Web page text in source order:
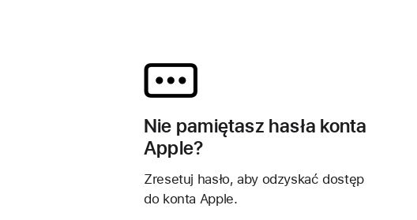
Nie pamiętasz hasła konta
Apple?
Zresetuj hasło, aby odzyskać dostęp
do konta Apple.